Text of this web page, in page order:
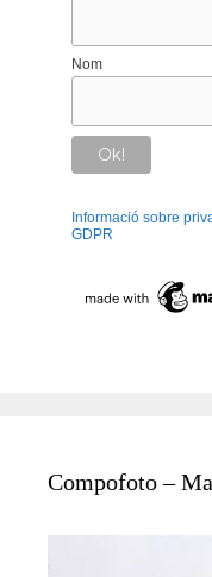
Nom
Informació sobre
GDPR
Compofoto –